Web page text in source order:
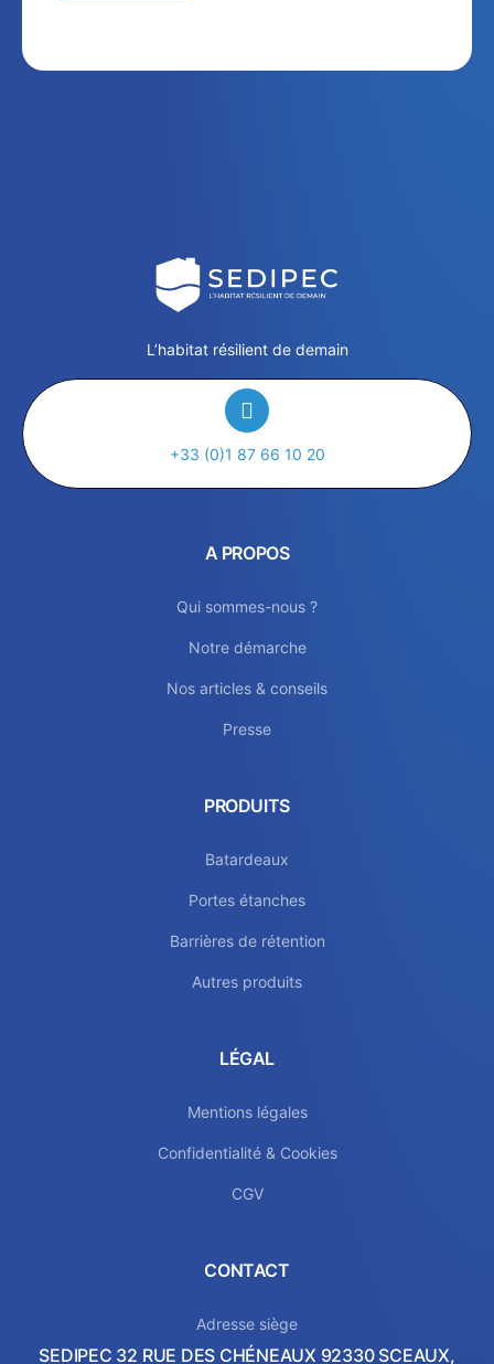
L’habitat résilient de demain
+33 (0)1 87 66 10 20
A PROPOS
Qui sommes-nous ?
Notre démarche
Nos articles & conseils
Presse
PRODUITS
Batardeaux
Portes étanches
Barrières de rétention
Autres produits
LÉGAL
Mentions légales
Confidentialité & Cookies
CGV
CONTACT
Adresse siège
SEDIPEC 32 RUE DES CHÉNEAUX 92330 SCEAUX,